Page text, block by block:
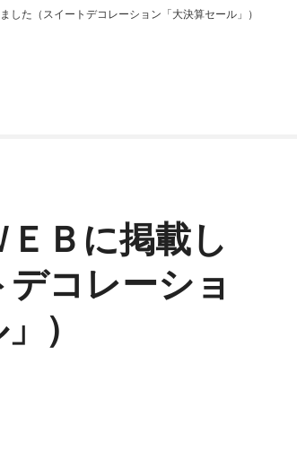
した（スイートデコレーション「大決算セール」）
Ｂに掲載し
コレーショ
）